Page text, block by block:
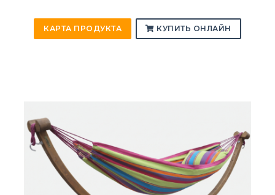
КАРТА ПРОДУКТА КУПИТЬ ОНЛАЙН